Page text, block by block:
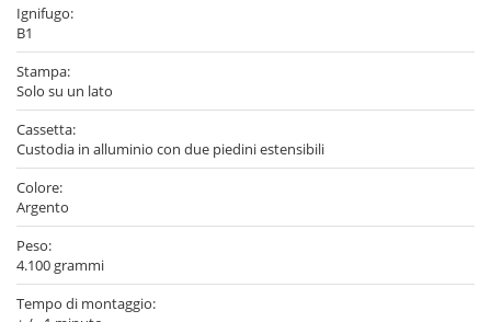
Ignifugo:
B1
Stampa:
Solo su un lato
Cassetta:
Custodia in alluminio con due piedini estensibili
Colore:
Argento
Peso:
4.100 grammi
Tempo di montaggio: